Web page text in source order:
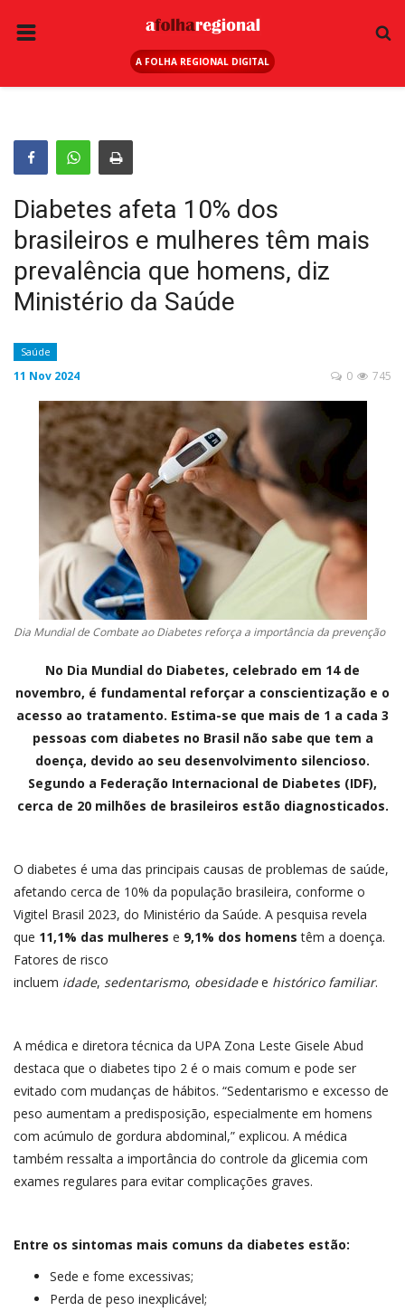
A FOLHA REGIONAL DIGITAL
ANUNCIE AQUI
ESPORTE
REGIÃO
SAÚDE
EDUCAÇÃO
GERAL
CONTATO
A FOLHA REGIONAL DIGITAL
Diabetes afeta 10% dos
brasileiros e mulheres têm mais
prevalência que homens, diz
Ministério da Saúde
Saúde
11 Nov 2024 745
0
Dia Mundial de Combate ao Diabetes reforça a importância da prevenção
No Dia Mundial do Diabetes, celebrado em 14 de
novembro, é fundamental reforçar a conscientização e o
acesso ao tratamento. Estima-se que mais de 1 a cada 3
pessoas com diabetes no Brasil não sabe que tem a
doença, devido ao seu desenvolvimento silencioso.
Segundo a Federação Internacional de Diabetes (IDF),
cerca de 20 milhões de brasileiros estão diagnosticados.
O diabetes é uma das principais causas de problemas de saúde,
afetando cerca de 10% da população brasileira, conforme o
Vigitel Brasil 2023, do Ministério da Saúde. A pesquisa revela
que 11,1% das mulheres e 9,1% dos homens têm a doença.
Fatores de risco
incluem idade, sedentarismo, obesidadee histórico familiar.
A médica e diretora técnica da UPA Zona Leste Gisele Abud
destaca que o diabetes tipo 2 é o mais comum e pode ser
evitado com mudanças de hábitos. “Sedentarismo e excesso de
peso aumentam a predisposição, especialmente em homens
com acúmulo de gordura abdominal,” explicou. A médica
também ressalta a importância do controle da glicemia com
exames regulares para evitar complicações graves.
Entre os sintomas mais comuns da diabetes estão:
Sede e fome excessivas;
Perda de peso inexplicável;